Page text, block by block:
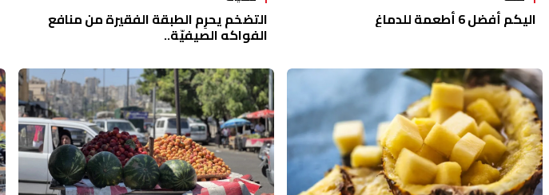
اليكم أفضل 6 أطعمة للدماغ التضخم يحرِم الطبقة الفقيرة من منافع
الفواكه الصيفيّة..